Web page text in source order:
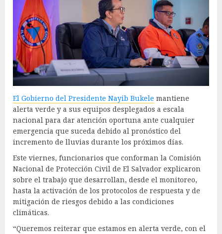
El Gobierno del Presidente Nayib Bukele mantiene
alerta verde y a sus equipos desplegados a escala
nacional para dar atención oportuna ante cualquier
emergencia que suceda debido al pronóstico del
incremento de lluvias durante los próximos días.
Este viernes, funcionarios que conforman la Comisión
Nacional de Protección Civil de El Salvador explicaron
sobre el trabajo que desarrollan, desde el monitoreo,
hasta la activación de los protocolos de respuesta y de
mitigación de riesgos debido a las condiciones
climáticas.
“Queremos reiterar que estamos en alerta verde, con el